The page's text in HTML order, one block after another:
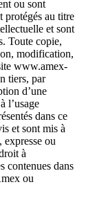
ou sont
protégés au titre
et sont
Toute copie,
modification,
www.amex-
tiers, par
d’une
l’usage
dans ce
et sont mis à
expresse ou
à
contenues dans
ou